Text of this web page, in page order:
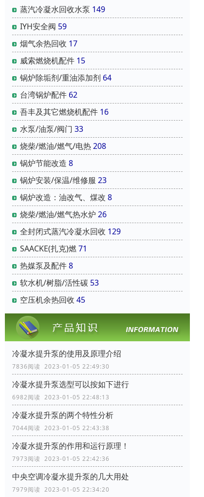
蒸汽冷凝水回收水泵 149
IYH安全阀 59
烟气余热回收 17
威索燃烧机配件 15
锅炉除垢剂/重油添加剂 64
台湾锅炉配件 62
吾丰及其它燃烧机配件 16
水泵/油泵/阀门 33
烧柴/燃油/燃气/电热208
锅炉节能改造 8
锅炉安装/保温/维修服 23
锅炉改造：油改气、煤改 8
烧柴/燃油/燃气热水炉 26
全封闭式蒸汽冷凝水回收 129
SAACKE(扎克)燃71
热媒泵及配件8
软水机/树脂/活性碳 53
空压机余热回收 45
冷凝水提升泵的使用及原理介绍
7836阅读 2023-01-05 22:49:30
冷凝水提升泵选型可以按如下进行
6982阅读 2023-01-05 22:48:13
冷凝水提升泵的两个特性分析
7044阅读 2023-01-05 22:43:38
冷凝水提升泵的作用和运行原理！
7973阅读 2023-01-05 22:42:36
中央空调冷凝水提升泵的几大用处
7979阅读 2023-01-05 22:34:20